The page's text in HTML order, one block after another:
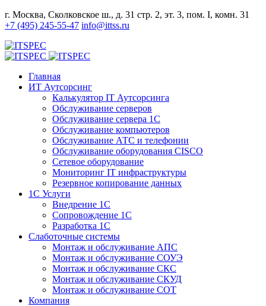
г. Москва, Сколковское ш., д. 31 стр. 2, эт. 3, пом. I, комн. 31
+7 (495) 245-55-47 info@ittss.ru
Главная
ИТ Аутсорсинг
Калькулятор IT Аутсорсинга
Обслуживание серверов
Обслуживание сервера 1С
Обслуживание компьютеров
Обслуживание АТС и телефонии
Обслуживание оборудования CISCO
Сетевое оборудование
Мониторинг IT инфраструктуры
Резервное копирование данных
1С Услуги
Внедрение 1С
Сопровождение 1С
Разработка 1С
Слаботочные системы
Монтаж и обслуживание АПС
Монтаж и обслуживание СОУЭ
Монтаж и обслуживание СКС
Монтаж и обслуживание СКУД
Монтаж и обслуживание СОТ
Компания